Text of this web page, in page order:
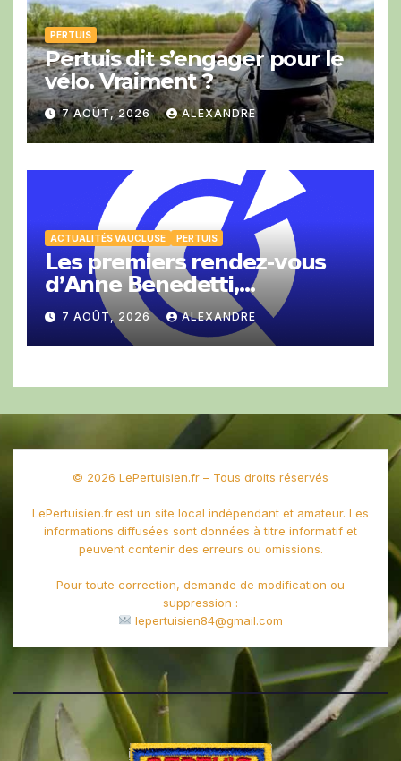
PERTUIS
Pertuis dit s’engager pour le
vélo. Vraiment ?
7 AOÛT, 2026 ALEXANDRE
ACTUALITÉS VAUCLUSE PERTUIS
𝗟𝗲𝘀 𝗽𝗿𝗲𝗺𝗶𝗲𝗿𝘀 𝗿𝗲𝗻𝗱𝗲𝘇-𝘃𝗼𝘂𝘀
𝗱’𝗔𝗻𝗻𝗲 𝗕𝗲𝗻𝗲𝗱𝗲𝘁𝘁𝗶,
𝗣𝗿𝗲́𝘀𝗶𝗱𝗲𝗻𝘁𝗲 𝗱𝗲 𝗹𝗮 𝗖𝗖𝗜 𝗱𝗲
𝗩𝗮𝘂𝗰𝗹𝘂𝘀𝗲.
7 AOÛT, 2026 ALEXANDRE
© 2026 LePertuisien.fr – Tous droits réservés
LePertuisien.fr est un site local indépendant et amateur. Les
informations diffusées sont données à titre informatif et
peuvent contenir des erreurs ou omissions.
Pour toute correction, demande de modification ou
suppression :
lepertuisien84@gmail.com